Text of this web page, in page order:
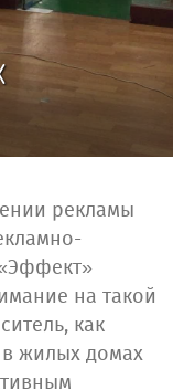
рекламы
на такой
как
в жилых домах